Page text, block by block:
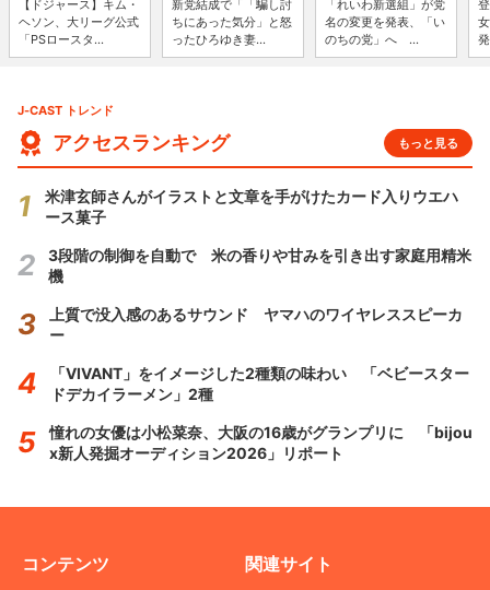
【ドジャース】キム・
ヘソン、大リーグ公式
「PSロースタ...
新党結成で「「騙し討
ちにあった気分」と怒
ったひろゆき妻...
「れいわ新選組」が党
名の変更を発表、「い
のちの党」へ ...
J-CAST トレンド
アクセスランキング もっと見る
米津玄師さんがイラストと文章を手がけたカード入りウエハ
ース菓子
3段階の制御を自動で 米の香りや甘みを引き出す家庭用精米
機
上質で没入感のあるサウンド ヤマハのワイヤレススピーカ
ー
「VIVANT」をイメージした2種類の味わい 「ベビースター
ドデカイラーメン」2種
憧れの女優は小松菜奈、大阪の16歳がグランプリに 「bijou
x新人発掘オーディション2026」リポート
コンテンツ 関連サイト